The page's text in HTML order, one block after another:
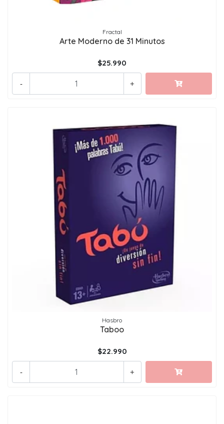
Fractal
Arte Moderno de 31 Minutos
$25.990
+
-
Hasbro
Taboo
$22.990
+
-